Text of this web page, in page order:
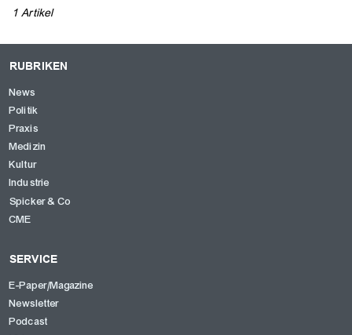
1 Artikel
RUBRIKEN
News
Politik
Praxis
Medizin
Kultur
Industrie
Spicker & Co
CME
SERVICE
E-Paper/Magazine
Newsletter
Podcast